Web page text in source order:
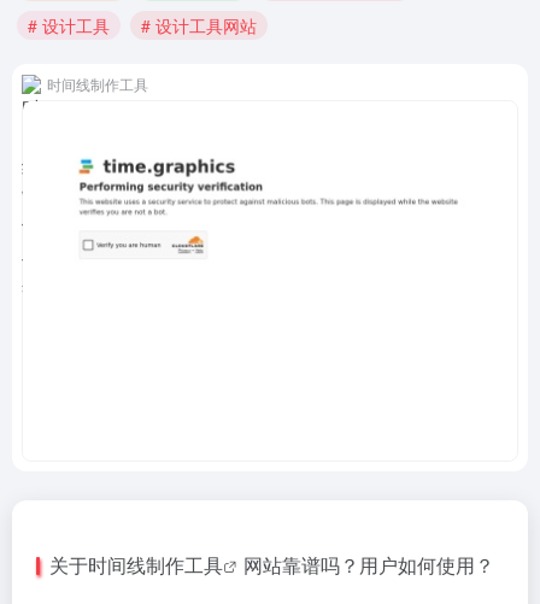
# 设计工具
# 设计工具网站
时间线制作工具
关于时间线制作工具 网站靠谱吗？用户如何使用？